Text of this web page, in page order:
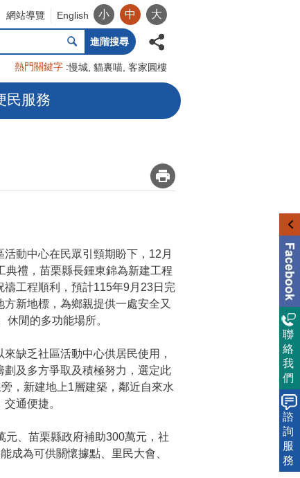
網站導覽 English 小 中 大
進階搜尋
熱門關鍵字 慢城 貓裏喵 客家圓樓
民服務
_
動中心在民眾引頸期盼下，12月
典禮，苗栗縣長鍾東錦為新建工程
禱工程順利，預計115年9月23日完
方新地標，為鄉親提供一處安全又
休閒的多功能場所。
缺乏社區活動中心供居民使用，
劃及多方爭取及積極努力，選定此
，新建地上1層建築，鄰近自來水
通便捷。
、苗栗縣政府補助300萬元，社
成為可供關懷據點、里民大會、
聯
絡
我
們
諮
詢
服
務